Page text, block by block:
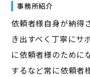
事務所紹介
依頼者様自身が納得
き出すべく丁寧にサ
に依頼者様のために
するなど常に依頼者